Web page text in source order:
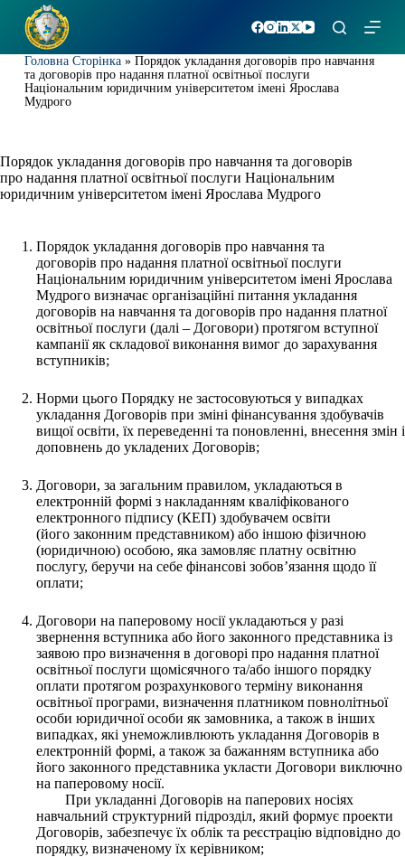
П
й
в
м
і
у
Головна Сторінка» Порядок укладання договорів про навчання
та договорів про надання платної освітньої послуги
Національним юридичним університетом імені Ярослава
Мудрого
Порядок укладання договорів про навчання та договорів
про надання платної освітньої послуги Національним
юридичним університетом імені Ярослава Мудрого
Порядок укладання договорів про навчання та
договорів про надання платної освітньої послуги
Національним юридичним університетом імені Ярослава
Мудрого визначає організаційні питання укладання
договорів на навчання та договорів про надання платної
освітньої послуги (далі – Договори) протягом вступної
кампанії як складової виконання вимог до зарахування
вступників;
Норми цього Порядку не застосовуються у випадках
укладання Договорів при зміні фінансування здобувачів
вищої освіти, їх переведенні та поновленні, внесення змін і
доповнень до укладених Договорів;
Договори, за загальним правилом, укладаються в
електронній формі з накладанням кваліфікованого
електронного підпису (КЕП) здобувачем освіти
(його законним представником) або іншою фізичною
(юридичною) особою, яка замовляє платну освітню
послугу, беручи на себе фінансові зобов’язання щодо її
оплати;
Договори на паперовому носії укладаються у разі
звернення вступника або його законного представника із
заявою про визначення в договорі про надання платної
освітньої послуги щомісячного та/або іншого порядку
оплати протягом розрахункового терміну виконання
освітньої програми, визначення платником повнолітньої
особи юридичної особи як замовника, а також в інших
випадках, які унеможливлюють укладання Договорів в
електронній формі, а також за бажанням вступника або
його законного представника укласти Договори виключно
на паперовому носії.
При укладанні Договорів на паперових носіях
навчальний структурний підрозділ, який формує проекти
Договорів, забезпечує їх облік та реєстрацію відповідно до
порядку, визначеному їх керівником;